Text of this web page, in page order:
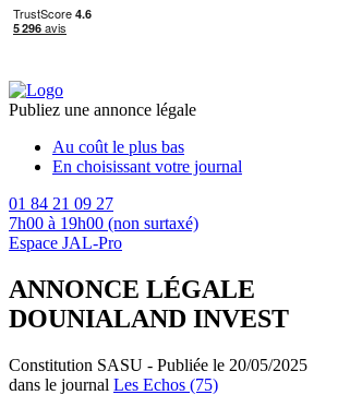
Publiez une annonce légale
Au coût le plus bas
En choisissant votre journal
01 84 21 09 27
7h00 à 19h00 (non surtaxé)
Espace JAL-Pro
ANNONCE LÉGALE
DOUNIALAND INVEST
Constitution SASU - Publiée le 20/05/2025
dans le journal Les Echos (75)